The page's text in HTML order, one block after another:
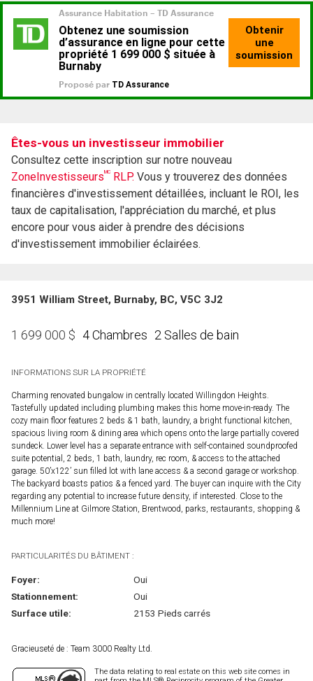
Êtes-vous un investisseur immobilier
Consultez cette inscription sur notre nouveau
ZoneInvestisseursMC RLP. Vous y trouverez des données
financières d'investissement détaillées, incluant le ROI, les
taux de capitalisation, l'appréciation du marché, et plus
encore pour vous aider à prendre des décisions
d'investissement immobilier éclairées.
3951 William Street, Burnaby, BC, V5C 3J2
1 699 000 $ 4 Chambres 2 Salles de bain
INFORMATIONS SUR LA PROPRIÉTÉ
Charming renovated bungalow in centrally located Willingdon Heights.
Tastefully updated including plumbing makes this home move-in-ready. The
cozy main floor features 2 beds & 1 bath, laundry, a bright functional kitchen,
spacious living room & dining area which opens onto the large partially covered
sundeck. Lower level has a separate entrance with self-contained soundproofed
suite potential, 2 beds, 1 bath, laundry, rec room, & access to the attached
garage. 50’x122’ sun filled lot with lane access & a second garage or workshop.
The backyard boasts patios & a fenced yard. The buyer can inquire with the City
regarding any potential to increase future density, if interested. Close to the
Millennium Line at Gilmore Station, Brentwood, parks, restaurants, shopping &
much more!
PARTICULARITÉS DU BÂTIMENT :
Foyer:
Oui
Stationnement:
Oui
Surface utile:
2153 Pieds carrés
Gracieuseté de : Team 3000 Realty Ltd.
The data relating to real estate on this web site comes in